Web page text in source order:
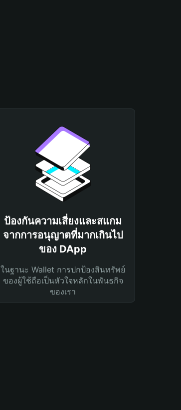
ป้องกันความเสี่ยงและสแกม
จากการอนุญาตที่มากเกินไป
ของ DApp
ในฐานะ Wallet การปกป้องสินทรัพย์
ของผู้ใช้ถือเป็นหัวใจหลักในพันธกิจ
ของเรา